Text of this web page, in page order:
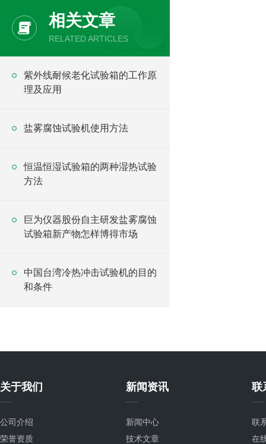
相关文章
RELATED ARTICLES
紫外线耐候老化试验箱的工作原
理及应用
盐雾腐蚀试验机使用方法
恒温恒湿试验箱的两种湿热试验
方法
巨为仪器股份自主研发盐雾腐蚀
试验箱新产物怎样博得市场
中国台湾冷热冲击试验机的目的
和条件
关于我们
公司介绍
荣誉资质
新闻资讯
新闻中心
技术文章
联
联
在